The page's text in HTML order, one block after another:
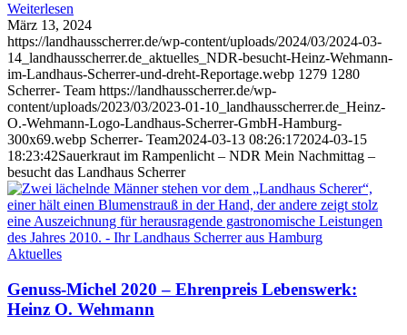
Weiterlesen
März 13, 2024
https://landhausscherrer.de/wp-content/uploads/2024/03/2024-03-
14_landhausscherrer.de_aktuelles_NDR-besucht-Heinz-Wehmann-
im-Landhaus-Scherrer-und-dreht-Reportage.webp 1279 1280
Scherrer- Team https://landhausscherrer.de/wp-
content/uploads/2023/03/2023-01-10_landhausscherrer.de_Heinz-
O.-Wehmann-Logo-Landhaus-Scherrer-GmbH-Hamburg-
300x69.webp Scherrer- Team2024-03-13 08:26:172024-03-15
18:23:42Sauerkraut im Rampenlicht – NDR Mein Nachmittag –
besucht das Landhaus Scherrer
Aktuelles
Genuss-Michel 2020 – Ehrenpreis Lebenswerk:
Heinz O. Wehmann